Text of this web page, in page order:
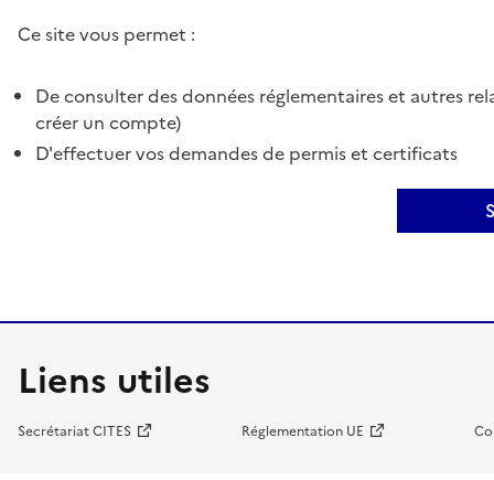
Ce site vous permet :
De consulter des données réglementaires et autres
créer un compte)
D'effectuer vos demandes de permis et certificats
Liens utiles
Secrétariat CITES Réglementation UE